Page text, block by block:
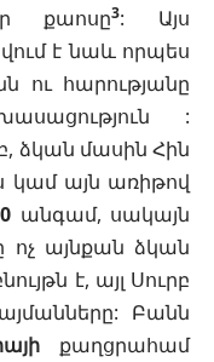
քաոսը3: Այս
է նաև որպես
ու հարությանը
:
ձկան մասին Հին
կամ այն առիթով
անգամ, սակայն
այնքան ձկան
է, այլ Սուրբ
Բանն
քաղցրահամ